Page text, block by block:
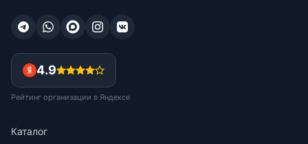
4.9
Рейтинг организации в Яндексе
Каталог